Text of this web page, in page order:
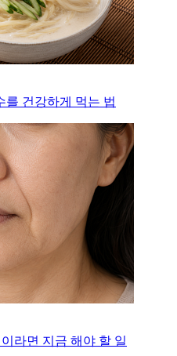
를 건강하게 먹는 법
라면 지금 해야 할 일